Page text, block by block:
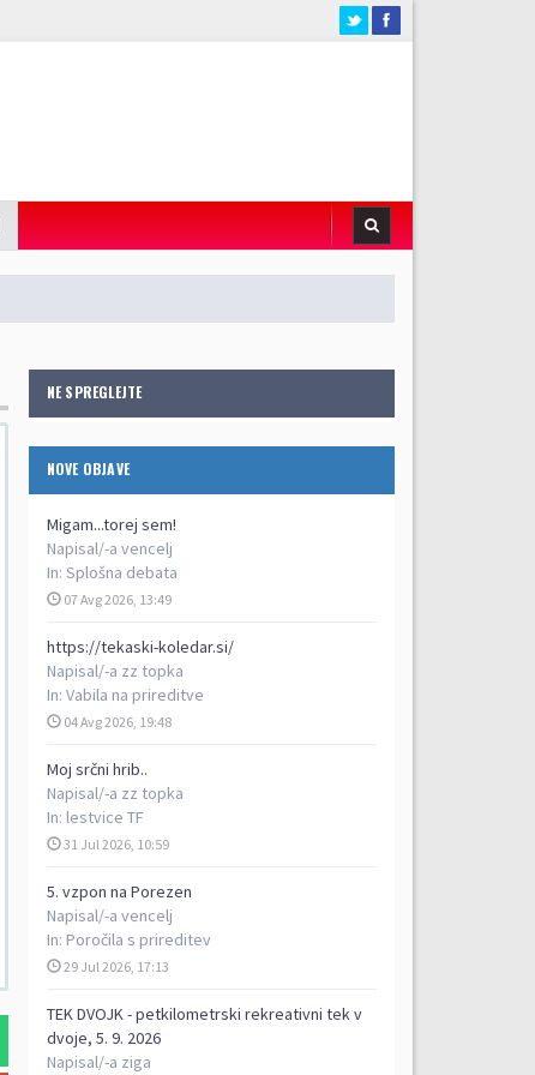
NE SPREGLEJTE
NOVE OBJAVE
Migam...torej sem!
Napisal/-a vencelj
In: Splošna debata
07 Avg 2026, 13:49
https://tekaski-koledar.si/
Napisal/-a zz topka
In: Vabila na prireditve
04 Avg 2026, 19:48
Moj srčni hrib..
Napisal/-a zz topka
In: lestvice TF
31 Jul 2026, 10:59
5. vzpon na Porezen
Napisal/-a vencelj
In: Poročila s prireditev
29 Jul 2026, 17:13
TEK DVOJK - petkilometrski rekreativni tek v
dvoje, 5. 9. 2026
Napisal/-a ziga